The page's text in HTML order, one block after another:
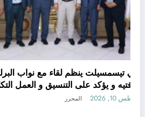
والي تيسمسيلت ينظم لقاء مع نواب
بغرفتيه و يؤكد على التنسيق و العمل
للتنمية و المواطن
أغسطس 10, 2026